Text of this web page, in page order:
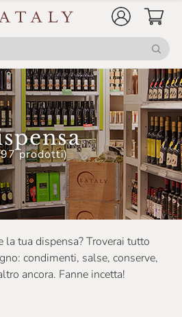
prodotti)
la tua dispensa? Troverai tutto
condimenti, salse, conserve,
ancora. Fanne incetta!